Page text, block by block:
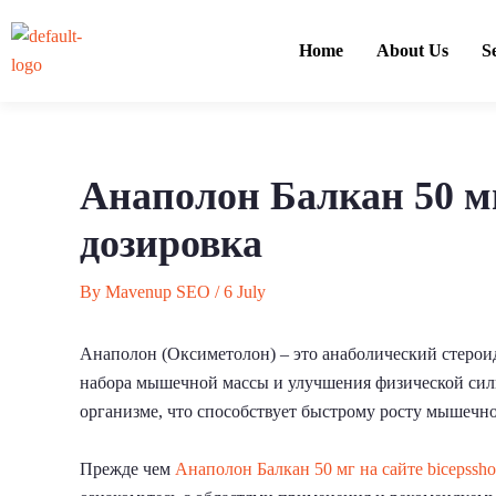
to
content
Home About Us
Анаполон Балкан 50
дозировка
By Mavenup SEO /6 July
Анаполон (Оксиметолон) – это анаболический
набора мышечной массы и улучшения физической
организме, что способствует быстрому росту
Прежде чем Анаполон Балкан 50 мг на сайте